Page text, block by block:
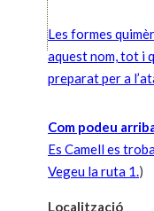
Les formes
aquest nom, tot i
preparat per a
Com podeu
Es Camell es
Vegeu la ruta 1.)
Localització